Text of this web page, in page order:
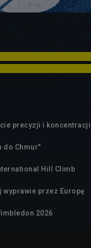
precyzji i koncentracji
do Chmur"
Hill Climb
przez Europę
2026